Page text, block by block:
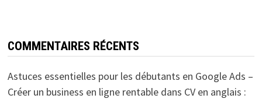
COMMENTAIRES RÉCENTS
Astuces essentielles pour les débutants en Google Ads –
Créer un business en ligne rentabledans CV en anglais :